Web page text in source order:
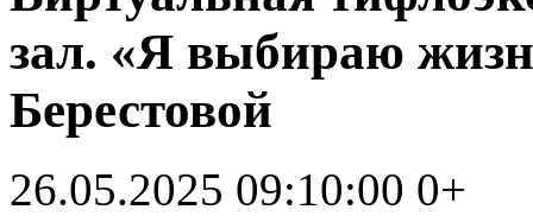
зал. «Я выбираю
Берестовой
26.05.2025 09:10:00 0+